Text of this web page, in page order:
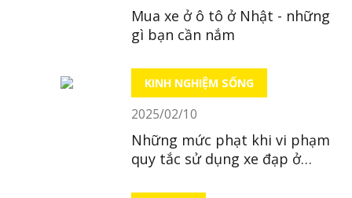
Mua xe ở ô tô ở Nhật - những
gì bạn cần nắm
KINH NGHIỆM SỐNG
2025/02/10
Những mức phạt khi vi phạm
quy tắc sử dụng xe đạp ở